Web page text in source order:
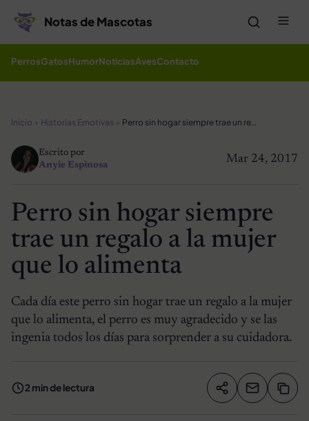
Notas de Mascotas
PerrosGatosHumorNoticiasAvesContacto
Inicio Historias Emotivas Perro sin hogar siempre trae un regalo a la mujer que lo alimenta
Mar 24, 2017
Escrito por
Anyie Espinosa
Perro sin hogar siempre
trae un regalo a la mujer
que lo alimenta
Cada día este perro sin hogar trae un regalo a la mujer
que lo alimenta, el perro es muy agradecido y se las
ingenia todos los días para sorprender a su cuidadora.
2 min de lectura Compartir